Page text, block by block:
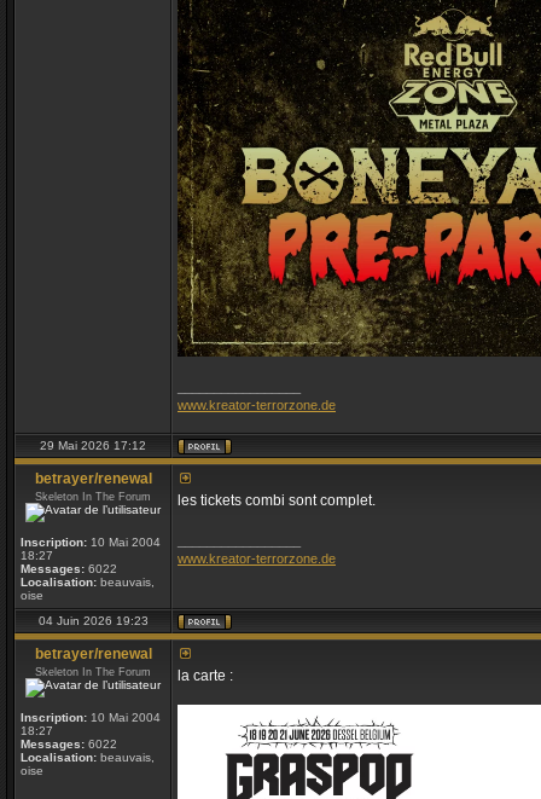
www.kreator-terrorzone.de
29 Mai 2026 17:12
betrayer/renewal
Skeleton In The Forum
Inscription: 10 Mai 2004
18:27
Messages: 6022
Localisation: beauvais,
oise
les tickets combi sont complet.
www.kreator-terrorzone.de
04 Juin 2026 19:23
betrayer/renewal
Skeleton In The Forum
Inscription: 10 Mai 2004
18:27
Messages: 6022
Localisation: beauvais,
oise
la carte :